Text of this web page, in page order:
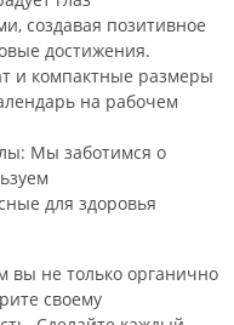
создавая позитивное
достижения.
и компактные размеры
на рабочем
Мы заботимся о
для здоровья
вы не только органично
своему